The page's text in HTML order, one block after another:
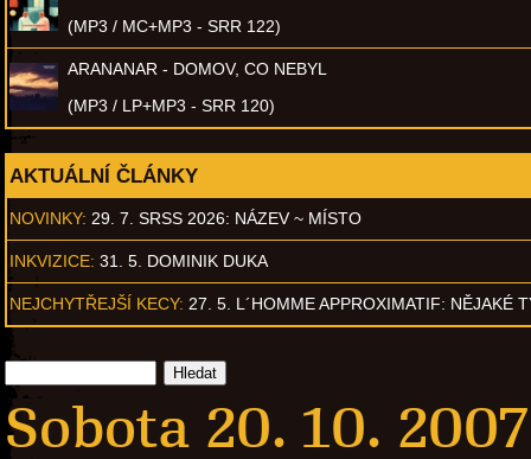
(MP3 / MC+MP3 - SRR 122)
ARANANAR - DOMOV, CO NEBYL
(MP3 / LP+MP3 - SRR 120)
AKTUÁLNÍ ČLÁNKY
NOVINKY: 29. 7. SRSS 2026: NÁZEV ~ MÍSTO
INKVIZICE: 31. 5. DOMINIK DUKA
NEJCHYTŘEJŠÍ KECY: 27. 5. L´HOMME APPROXIMATIF: NĚJAKÉ
Sobota 20. 10.